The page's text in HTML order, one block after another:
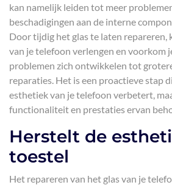
kan namelijk leiden tot meer
beschadigingen aan de interne
Door tijdig het glas te laten repareren,
van je telefoon verlengen en voorkom
problemen zich ontwikkelen tot
reparaties. Het is een proactieve stap
esthetiek van je telefoon verbetert,
functionaliteit en prestaties ervan
Herstelt de
toestel
Het repareren van het glas van je